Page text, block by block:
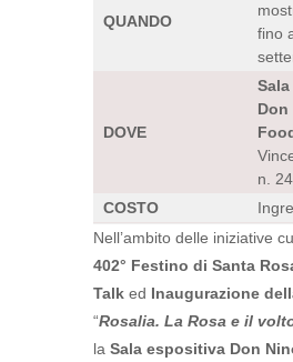
QUANDO
fino
DOVE
Don
n.
COSTO
Nell’ambito delle iniziative
402° Festino di Santa
Talk ed Inaugurazione
“Rosalia. La Rosa e il
la Sala espositiva Don